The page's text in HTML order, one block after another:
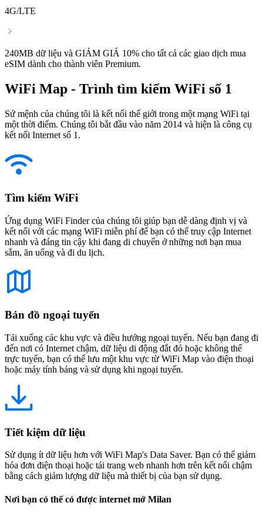
4G/LTE
240MB dữ liệu và GIẢM GIÁ 10% cho tất cả các giao dịch mua
eSIM dành cho thành viên Premium.
WiFi Map - Trình tìm kiếm WiFi số 1
Sứ mệnh của chúng tôi là kết nối thế giới trong một mạng WiFi tại
một thời điểm. Chúng tôi bắt đầu vào năm 2014 và hiện là công cụ
kết nối Internet số 1.
Tìm kiếm WiFi
Ứng dụng WiFi Finder của chúng tôi giúp bạn dễ dàng định vị và
kết nối với các mạng WiFi miễn phí để bạn có thể truy cập Internet
nhanh và đáng tin cậy khi đang di chuyển ở những nơi bạn mua
sắm, ăn uống và đi du lịch.
Bản đồ ngoại tuyến
Tải xuống các khu vực và điều hướng ngoại tuyến. Nếu bạn đang đi
đến nơi có Internet chậm, dữ liệu di động đắt đỏ hoặc không thể
trực tuyến, bạn có thể lưu một khu vực từ WiFi Map vào điện thoại
hoặc máy tính bảng và sử dụng khi ngoại tuyến.
Tiết kiệm dữ liệu
Sử dụng ít dữ liệu hơn với WiFi Map's Data Saver. Bạn có thể giảm
hóa đơn điện thoại hoặc tải trang web nhanh hơn trên kết nối chậm
bằng cách giảm lượng dữ liệu mà thiết bị của bạn sử dụng.
Nơi bạn có thể có được internet mở Milan